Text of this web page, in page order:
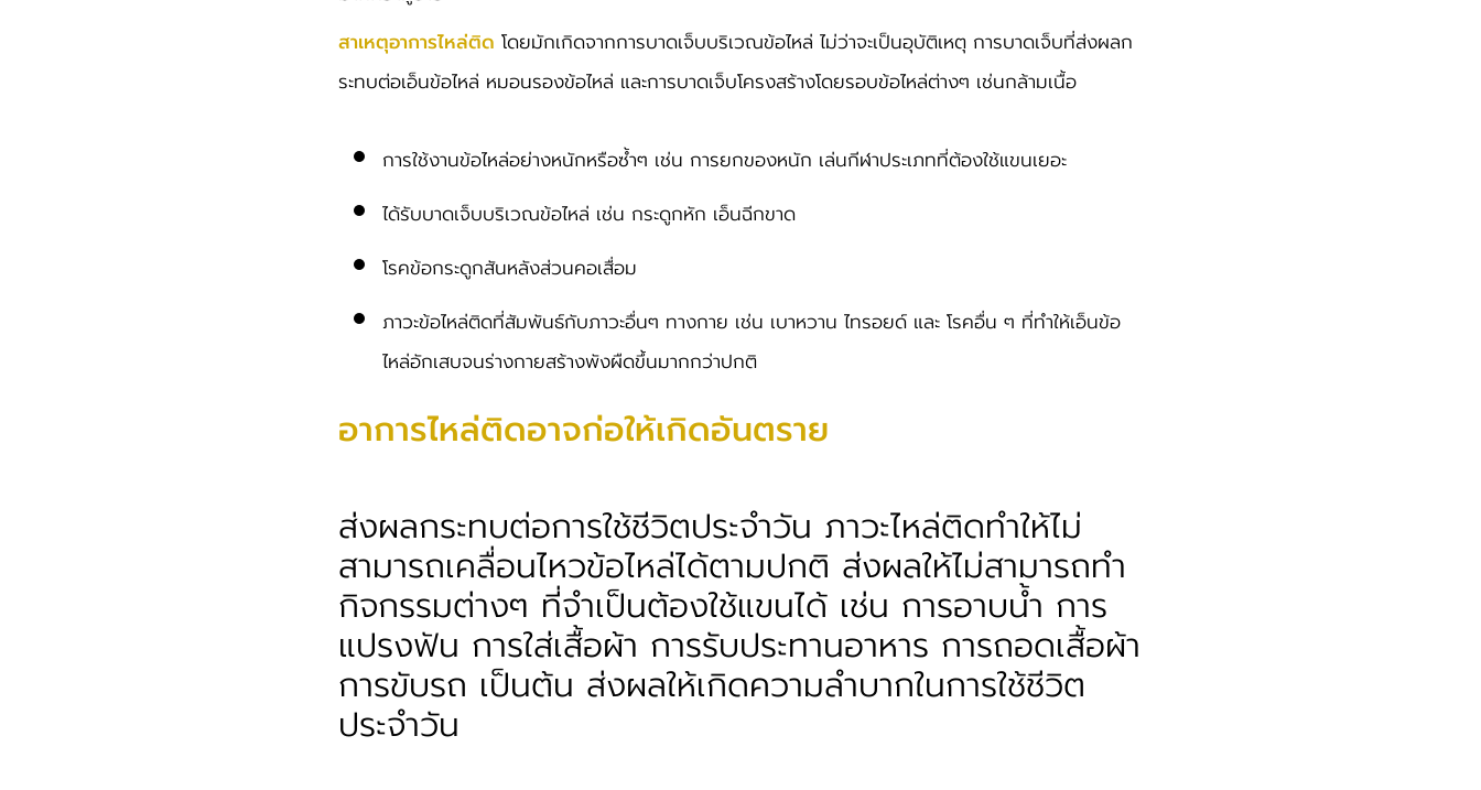
สาเหตุอาการไหล่ติด โดยมักเกิดจากการบาดเจ็บบริเวณข้อไหล่ ไม่ว่าจะเป็นอุบัติเหตุ การบาดเจ็บที่ส่งผลก
ระทบต่อเอ็นข้อไหล่ หมอนรองข้อไหล่ และการบาดเจ็บโครงสร้างโดยรอบข้อไหล่ต่างๆ เช่นกล้ามเนื้อ
การใช้งานข้อไหล่อย่างหนักหรือซ้ำๆ เช่น การยกของหนัก เล่นกีฬาประเภทที่ต้องใช้แขนเยอะ
ได้รับบาดเจ็บบริเวณข้อไหล่ เช่น กระดูกหัก เอ็นฉีกขาด
โรคข้อกระดูกสันหลังส่วนคอเสื่อม
ภาวะข้อไหล่ติดที่สัมพันธ์กับภาวะอื่นๆ ทางกาย เช่น เบาหวาน ไทรอยด์ และ โรคอื่น ๆ ที่ทำให้เอ็นข้อ
ไหล่อักเสบจนร่างกายสร้างพังผืดขึ้นมากกว่าปกติ
อาการไหล่ติดอาจก่อให้เกิดอันตราย
ส่งผลกระทบต่อการใช้ชีวิตประจำวัน ภาวะไหล่ติดทำให้ไม่
สามารถเคลื่อนไหวข้อไหล่ได้ตามปกติ ส่งผลให้ไม่สามารถทำ
กิจกรรมต่างๆ ที่จำเป็นต้องใช้แขนได้ เช่น การอาบน้ำ การ
แปรงฟัน การใส่เสื้อผ้า การรับประทานอาหาร การถอดเสื้อผ้า
การขับรถ เป็นต้น ส่งผลให้เกิดความลำบากในการใช้ชีวิต
ประจำวัน